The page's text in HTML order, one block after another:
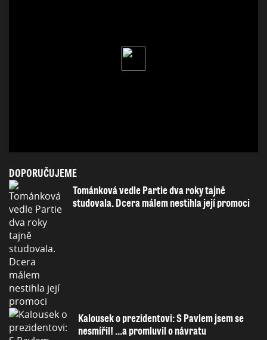
DOPORUČUJEME
Tománková vedle Partie dva roky tajně
studovala. Dcera málem nestihla její promoci
Kalousek o prezidentovi: S Pavlem jsem se
nesmířil! ...a promluvil o návratu